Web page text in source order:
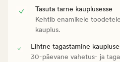
Tasuta tarne kauplusesse
Kehtib enamikele
kauplus.
Lihtne tagastamine
30-päevane vahetus- ja